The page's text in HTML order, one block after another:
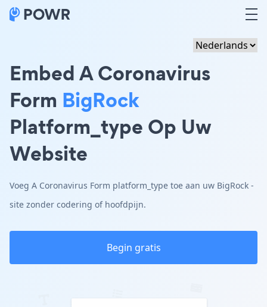
Embed A Coronavirus
Form BigRock
Platform_type Op Uw
Website
Voeg A Coronavirus Form platform_type toe aan uw BigRock -
site zonder codering of hoofdpijn.
Begin gratis